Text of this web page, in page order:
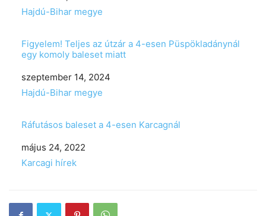
In relation to
Hajdú-Bihar megye
Figyelem! Teljes az útzár a 4-esen Püspökladánynál
egy komoly baleset miatt
Date
szeptember 14, 2024
In relation to
Hajdú-Bihar megye
Ráfutásos baleset a 4-esen Karcagnál
Date
május 24, 2022
In relation to
Karcagi hírek